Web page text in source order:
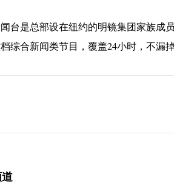
台是总部设在纽约的明镜集团家族成
综合新闻类节目，覆盖24小时，不漏